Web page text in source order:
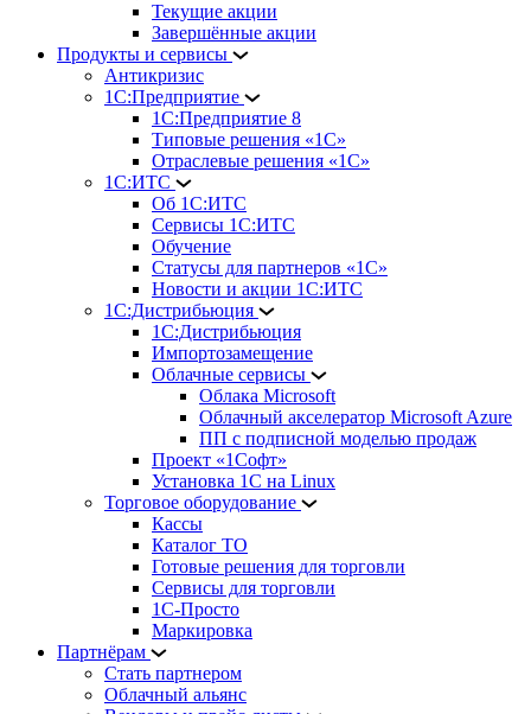
Текущие акции
Завершённые акции
Продукты и сервисы
Антикризис
1С:Предприятие
1С:Предприятие 8
Типовые решения «1С»
Отраслевые решения «1С»
1С:ИТС
Об 1С:ИТС
Сервисы 1С:ИТС
Обучение
Статусы для партнеров «1С»
Новости и акции 1С:ИТС
1С:Дистрибьюция
1С:Дистрибьюция
Импортозамещение
Облачные сервисы
Облака Microsoft
Облачный акселератор Microsoft Azure
ПП с подписной моделью продаж
Проект «1Софт»
Установка 1С на Linux
Торговое оборудование
Кассы
Каталог ТО
Готовые решения для торговли
Сервисы для торговли
1С-Просто
Маркировка
Партнёрам
Стать партнером
Облачный альянс